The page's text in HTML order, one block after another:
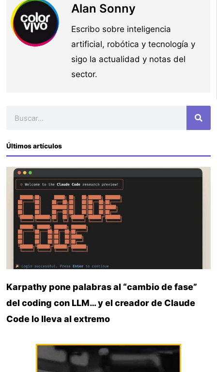
Alan Sonny
Escribo sobre inteligencia
artificial, robótica y tecnología y
sigo la actualidad y notas del
sector.
Últimos artículos
Karpathy pone palabras al “cambio de fase”
del coding con LLM… y el creador de Claude
Code lo lleva al extremo